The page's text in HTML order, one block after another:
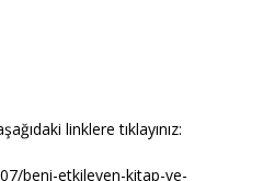
linklere tıklayınız:
beni-etkileyen-kitap-ve-